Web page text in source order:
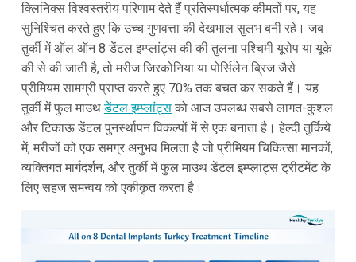
क्लिनिक्स विश्वस्तरीय परिणाम देते हैं प्रतिस्पर्धात्मक कीमतों पर, यह
सुनिश्चित करते हुए कि उच्च गुणवत्ता की देखभाल सुलभ बनी रहे। जब
तुर्की में ऑल ऑन 8 डेंटल इम्प्लांट्स की की तुलना पश्चिमी यूरोप या यूके
की से की जाती है, तो मरीज जिरकोनिया या पोर्सिलेन ब्रिज जैसे
प्रीमियम सामग्री प्राप्त करते हुए 70% तक बचत कर सकते हैं। यह
तुर्की में फुल माउथडेंटल इम्प्लांट्सको आज उपलब्ध सबसे लागत-कुशल
और टिकाऊ डेंटल पुनर्स्थापन विकल्पों में से एक बनाता है। हेल्दी तुर्किये
में, मरीजों को एक समग्र अनुभव मिलता है जो प्रीमियम चिकित्सा मानकों,
व्यक्तिगत मार्गदर्शन, और तुर्की में फुल माउथ डेंटल इम्प्लांट्स ट्रीटमेंट के
लिए सहज समन्वय को एकीकृत करता है।